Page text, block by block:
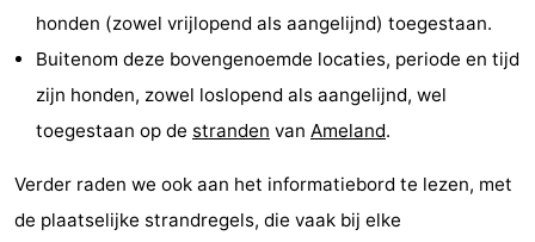
honden (zowel vrijlopend als aangelijnd) toegestaan.
Buitenom deze bovengenoemde locaties, periode en tijd
zijn honden, zowel loslopend als aangelijnd, wel
toegestaan op de stranden van Ameland.
Verder raden we ook aan het informatiebord te lezen, met
de plaatselijke strandregels, die vaak bij elke